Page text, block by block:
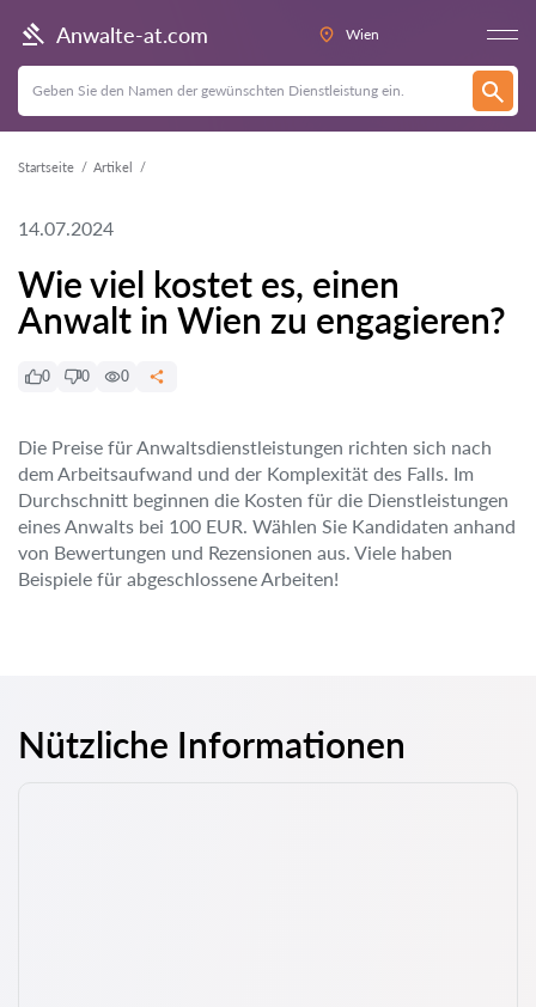
Anwalte-at.com Wien
Startseite Artikel
14.07.2024
Wie viel kostet es, einen
Anwalt in Wien zu engagieren?
0 0 0
Die Preise für Anwaltsdienstleistungen richten sich nach
dem Arbeitsaufwand und der Komplexität des Falls. Im
Durchschnitt beginnen die Kosten für die Dienstleistungen
eines Anwalts bei 100 EUR. Wählen Sie Kandidaten anhand
von Bewertungen und Rezensionen aus. Viele haben
Beispiele für abgeschlossene Arbeiten!
Nützliche Informationen